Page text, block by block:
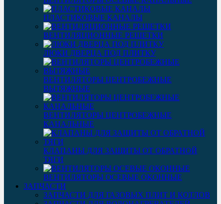
ПЛАСТИКОВЫЕ КАНАЛЫ
ВЕНТИЛЯЦИОННЫЕ РЕШЕТКИ
ЛЮКИ ДВЕРЦА ПОД ПЛИТКУ
ВЕНТИЛЯТОРЫ ЦЕНТРОБЕЖНЫЕ
ВЫТЯЖНЫЕ
ВЕНТИЛЯТОРЫ ЦЕНТРОБЕЖНЫЕ
КАНАЛЬНЫЕ
КЛАПАНЫ ДЛЯ ЗАЩИТЫ ОТ ОБРАТНОЙ
ТЯГИ
ВЕНТИЛЯТОРЫ ОСЕВЫЕ ОКОННЫЕ
ЗАПЧАСТИ
ЗАПЧАСТИ ДЛЯ ГАЗОВЫХ ПЛИТ И КОТЛОВ